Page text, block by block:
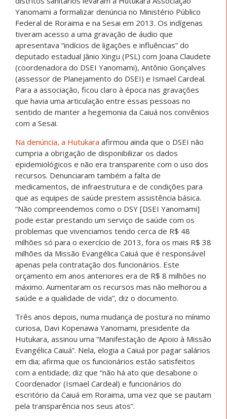
Yanomami a formalizar denúncia no Ministério Público
Federal de Roraima e na Sesai em 2013. Os indígenas
tiveram acesso a uma gravação de áudio que
apresentava “indícios de ligações e influências” do
deputado estadual Jânio Xingu (PSL) com Joana Claudete
(coordenadora do DSEI Yanomami), Antônio Gonçalves
(assessor de Planejamento do DSEI) e Ismael Cardeal.
Para a associação, ficou claro à época nas gravações
que havia uma articulação entre essas pessoas no
sentido de manter a hegemonia da Caiuá nos convênios
com a Sesai.
Na denúncia, a Hutukara afirmou ainda que o DSEI não
cumpria a obrigação de disponibilizar os dados
epidemiológicos e não era transparente com o uso dos
recursos. Denunciaram também a falta de
medicamentos, de infraestrutura e de condições para
que as equipes de saúde prestem assistência básica.
“Não compreendemos como o DSY [DSEI Yanomami]
pode estar prestando um serviço de saúde com os
problemas que vivenciamos tendo cerca de R$ 48
milhões só para o exercício de 2013, fora os mais R$ 38
milhões da Missão Evangélica Caiuá que é responsável
apenas pela contratação dos funcionários. Este
orçamento em anos anteriores era de R$ 8 milhões no
máximo. Aumentaram os recursos mas não melhorou a
saúde e a qualidade de vida”, diz o documento.
Três anos depois, numa mudança de postura no mínimo
curiosa, Davi Kopenawa Yanomami, presidente da
Hutukara, assinou uma “Manifestação de Apoio à Missão
Evangélica Caiuá”. Nela, elogia a Caiuá por pagar salários
em dia; afirma que os funcionários estão satisfeitos
com a entidade; diz que “não há ato que desabone o
Coordenador (Ismael Cardeal) e funcionários do
escritório da Caiuá em Roraima, uma vez que se pautam
pela transparência nos seus atos”.